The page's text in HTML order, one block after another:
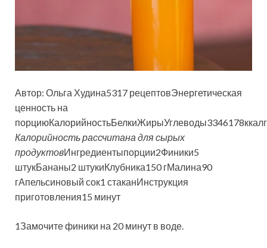
Автор: Ольга Худина5317 рецептовЭнергетическая
ценность на
Калорийность рассчитана для сырых
продуктовИнгредиентыпорции2Финики5
штукБананы2 штукиКлубника150 гМалина90
гАпельсиновый сок1 стаканИнструкция
приготовления15 минут
1Замочите финики на 20 минут в воде.